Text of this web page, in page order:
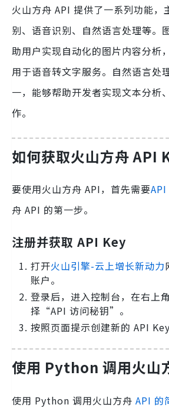
火山方舟 API 提供了一系列功能，
别、语音识别、自然语言处理等。
助用户实现自动化的图片内容分析
用于语音转文字服务。自然语言处
一，能够帮助开发者实现文本分析
作。
如何获取火山方舟 API
要使用火山方舟 API，首先需要
舟 API 的第一步。
注册并获取 API Key
打开火山引擎-云上增长新动力
账户。
登录后，进入控制台，在右上
择“API 访问秘钥”。
按照页面提示创建新的 API Key
使用 Python 调用火山
使用 Python 调用火山方舟 API 的